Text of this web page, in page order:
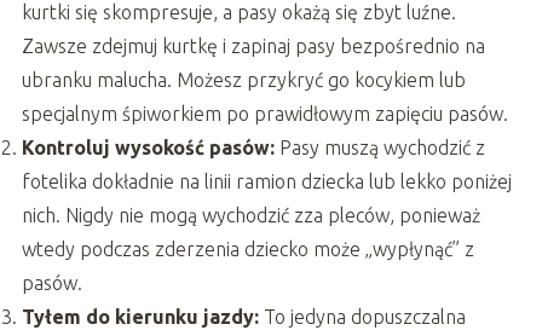
kurtki się skompresuje, a pasy okażą się zbyt luźne.
Zawsze zdejmuj kurtkę i zapinaj pasy bezpośrednio na
ubranku malucha. Możesz przykryć go kocykiem lub
specjalnym śpiworkiem po prawidłowym zapięciu pasów.
Kontroluj wysokość pasów:Pasy muszą wychodzić z
fotelika dokładnie na linii ramion dziecka lub lekko poniżej
nich. Nigdy nie mogą wychodzić zza pleców, ponieważ
wtedy podczas zderzenia dziecko może „wypłynąć” z
pasów.
Tyłem do kierunku jazdy:To jedyna dopuszczalna